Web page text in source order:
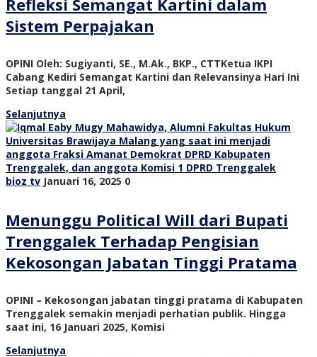
Refleksi Semangat Kartini dalam
Sistem Perpajakan
OPINI Oleh: Sugiyanti, SE., M.Ak., BKP., CTTKetua IKPI
Cabang Kediri Semangat Kartini dan Relevansinya Hari Ini
Setiap tanggal 21 April,
Selanjutnya
bioz tv Januari 16, 2025 0
Menunggu Political Will dari Bupati
Trenggalek Terhadap Pengisian
Kekosongan Jabatan Tinggi Pratama
OPINI – Kekosongan jabatan tinggi pratama di Kabupaten
Trenggalek semakin menjadi perhatian publik. Hingga
saat ini, 16 Januari 2025, Komisi
Selanjutnya